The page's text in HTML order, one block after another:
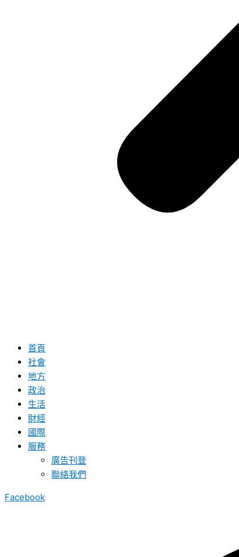
首頁
社會
地方
政治
生活
財經
國際
服務
廣告刊登
聯絡我們
Facebook